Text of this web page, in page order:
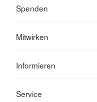
Spenden
Mitwirken
Informieren
Service